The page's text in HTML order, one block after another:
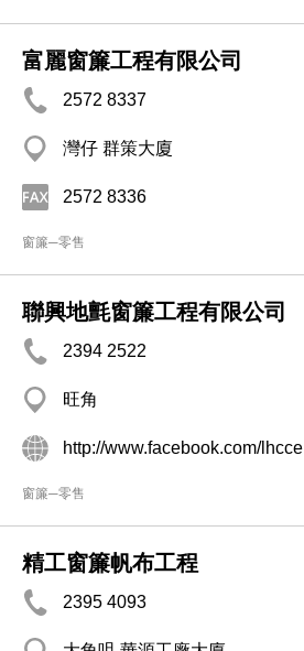
富麗窗簾工程有限公司
2572 8337
灣仔 群策大廈
2572 8336
窗簾─零售
聯興地氈窗簾工程有限公司
2394 2522
旺角
http://www.facebook.com/lhcce
窗簾─零售
精工窗簾帆布工程
2395 4093